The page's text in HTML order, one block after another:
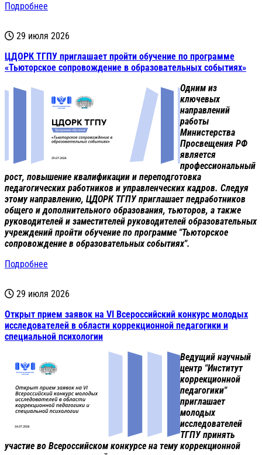
Подробнее
29 июля 2026
ЦДОРК ТГПУ приглашает пройти обучение по программе
«Тьюторское сопровождение в образовательных событиях»
Одним из
ключевых
направлений
работы
Министерства
Просвещения РФ
является
профессиональный
рост, повышение квалификации и переподготовка
педагогических работников и управленческих кадров. Следуя
этому направлению, ЦДОРК ТГПУ приглашает педработников
общего и дополнительного образования, тьюторов, а также
руководителей и заместителей руководителей образовательных
учреждений пройти обучение по программе "Тьюторское
сопровождение в образовательных событиях".
Подробнее
29 июля 2026
Открыт прием заявок на VI Всероссийский конкурс молодых
исследователей в области коррекционной педагогики и
специальной психологии
Ведущий научный
центр "Институт
коррекционной
педагогики"
приглашает
молодых
исследователей
ТГПУ принять
участие во Всероссийском конкурсе на тему коррекционной